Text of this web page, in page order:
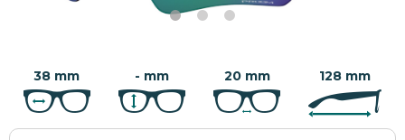
38 mm - mm 20 mm 128 mm